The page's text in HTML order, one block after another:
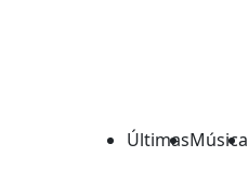
ÚltimasMúsica